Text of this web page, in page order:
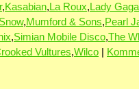
,Kasabian, La Roux, Lady Gaga
,Mumford & Sons,Pearl
,Simian Mobile Disco,The
Vultures,Wilco